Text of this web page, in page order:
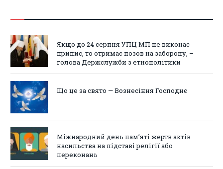
Якщо до 24 серпня УПЦ МП не виконає
припис, то отримає позов на заборону, –
голова Держслужби з етнополітики
Що це за свято — Вознесіння Господнє
Міжнародний день пам’яті жертв актів
насильства на підставі релігії або
переконань